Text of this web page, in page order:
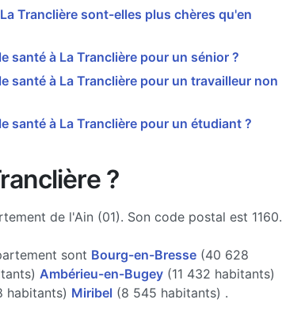
Tranclière sont-elles plus chères qu'en
santé à La Tranclière pour un sénior ?
santé à La Tranclière pour un travailleur non
santé à La Tranclière pour un étudiant ?
?
de l'Ain (01). Son code postal est 1160.
sont Bourg-en-Bresse(40 628
Ambérieu-en-Bugey(11 432 habitants)
habitants) Miribel (8 545 habitants) .